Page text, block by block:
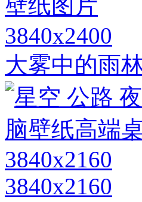
3840x2400
大雾中的雨
3840x2160